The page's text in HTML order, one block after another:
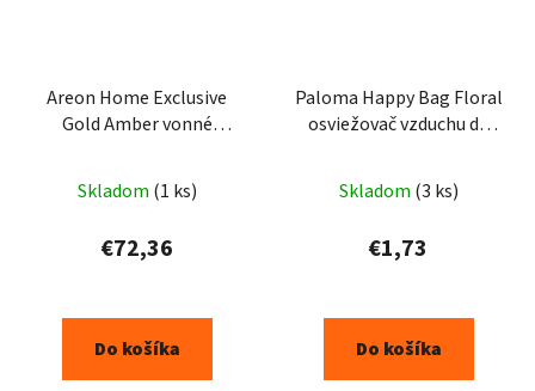
Areon Home Exclusive
Gold Amber vonné
Skladom (1 ks)
€72,36
Do košíka
Paloma Happy Bag Floral
osviežovač vzduchu do
Skladom (3 ks)
€1,73
Do košíka